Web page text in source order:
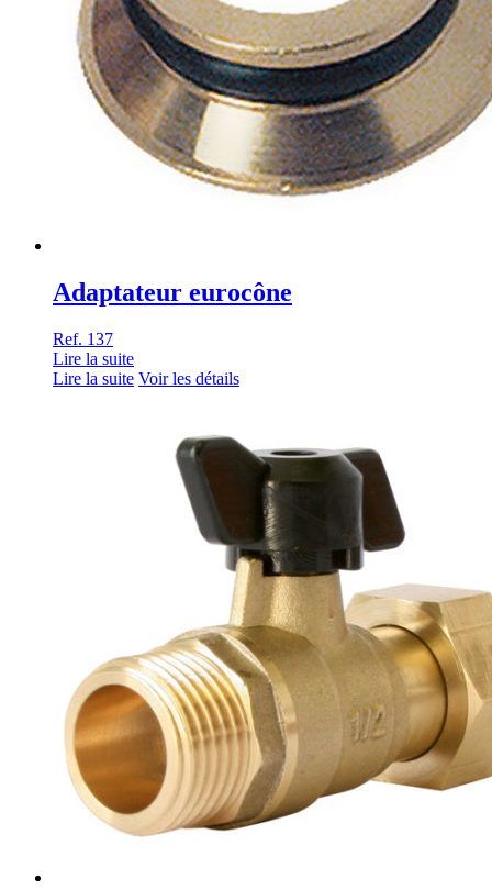
Adaptateur eurocône
Ref. 137
Lire la suite
Lire la suite Voir les détails